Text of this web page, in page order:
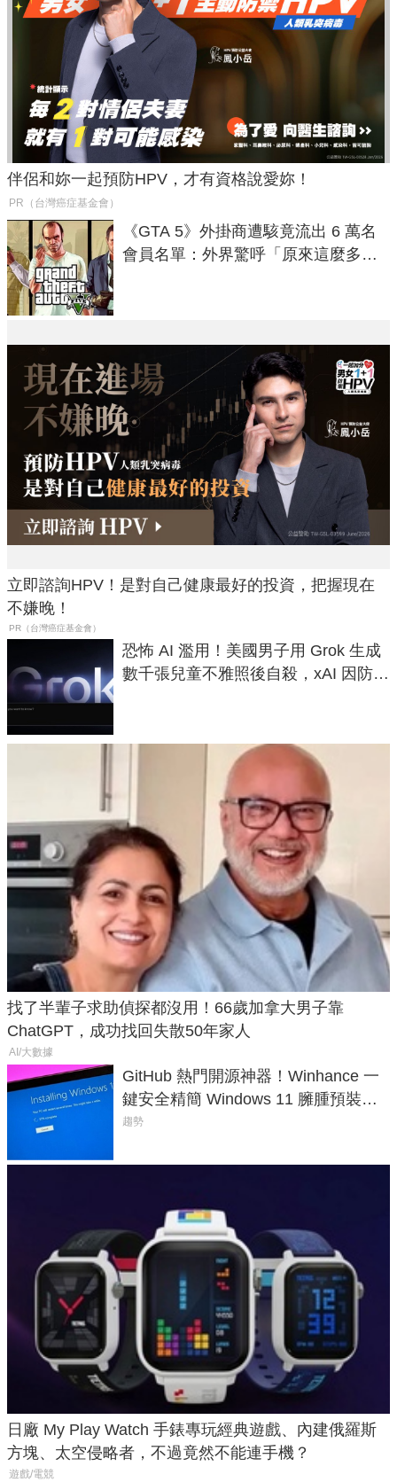
伴侶和妳一起預防HPV，才有資格說愛妳！
PR（台灣癌症基金會）
《GTA 5》外掛商遭駭竟流出 6 萬名
會員名單：外界驚呼「原來這麼多人
立即諮詢HPV！是對自己健康最好的投資，把握現在
不嫌晚！
PR（台灣癌症基金會）
恐怖 AI 濫用！美國男子用 Grok 生成
數千張兒童不雅照後自殺，xAI 因防護
找了半輩子求助偵探都沒用！66歲加拿大男子靠
ChatGPT，成功找回失散50年家人
AI/大數據
GitHub 熱門開源神器！Winhance 一
鍵安全精簡 Windows 11 臃腫預裝軟
體與後台追蹤
趨勢
日廠 My Play Watch 手錶專玩經典遊戲、內建俄羅斯
方塊、太空侵略者，不過竟然不能連手機？
遊戲/電競